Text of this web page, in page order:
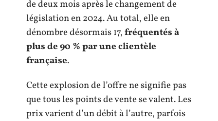
de deux mois après le changement de
législation en 2024. Au total, elle en
dénombre désormais 17,fréquentés à
plus de 90 % par une clientèle
française.
Cette explosion de l’offre ne signifie pas
que tous les points de vente se valent. Les
prix varient d’un débit à l’autre, parfois